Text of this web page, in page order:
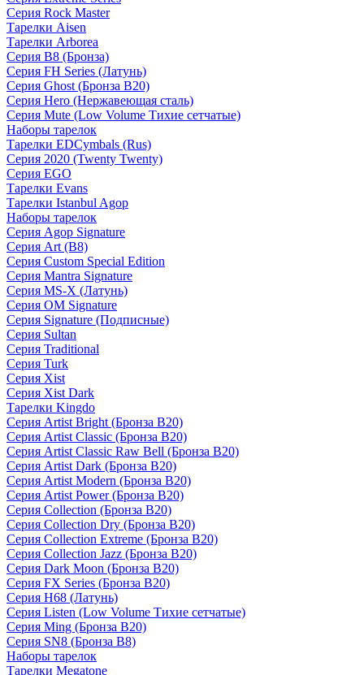
Серия Rock Master
Тарелки Aisen
Тарелки Arborea
Серия B8 (Бронза)
Серия FH Series (Латунь)
Серия Ghost (Бронза B20)
Серия Hero (Нержавеющая сталь)
Серия Mute (Low Volume Тихие сетчатые)
Наборы тарелок
Тарелки EDCymbals (Rus)
Серия 2020 (Twenty Twenty)
Серия EGO
Тарелки Evans
Тарелки Istanbul Agop
Наборы тарелок
Серия Agop Signature
Серия Art (B8)
Серия Custom Special Edition
Серия Mantra Signature
Серия MS-X (Латунь)
Серия OM Signature
Серия Signature (Подписные)
Серия Sultan
Серия Traditional
Серия Turk
Серия Xist
Серия Xist Dark
Тарелки Kingdo
Серия Artist Bright (Бронза B20)
Серия Artist Classic (Бронза B20)
Серия Artist Classic Raw Bell (Бронза B20)
Серия Artist Dark (Бронза B20)
Серия Artist Modern (Бронза B20)
Серия Artist Power (Бронза B20)
Серия Collection (Бронза B20)
Серия Collection Dry (Бронза B20)
Серия Collection Extreme (Бронза B20)
Серия Collection Jazz (Бронза B20)
Серия Dark Moon (Бронза B20)
Серия FX Series (Бронза B20)
Серия H68 (Латунь)
Серия Listen (Low Volume Тихие сетчатые)
Серия Ming (Бронза B20)
Серия SN8 (Бронза B8)
Наборы тарелок
Тарелки Megatone